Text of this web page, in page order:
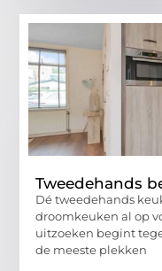
Tweedehands
Dé tweedehands
droomkeuken al op
uitzoeken begint
de meeste plekken